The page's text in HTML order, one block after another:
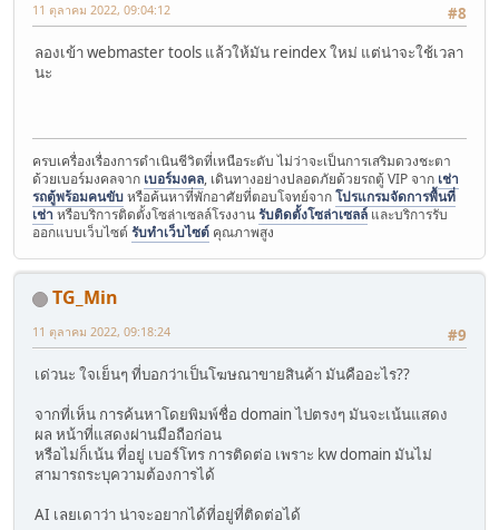
#8
11 ตุลาคม 2022, 09:04:12
ลองเข้า webmaster tools แล้วให้มัน reindex ใหม่ แต่น่าจะใช้เวลา
นะ
ครบเครื่องเรื่องการดำเนินชีวิตที่เหนือระดับ ไม่ว่าจะเป็นการเสริมดวงชะตา
ด้วยเบอร์มงคลจาก เบอร์มงคล, เดินทางอย่างปลอดภัยด้วยรถตู้ VIP จาก เช่า
รถตู้พร้อมคนขับหรือค้นหาที่พักอาศัยที่ตอบโจทย์จากโปรแกรมจัดการพื้นที่
เช่า หรือบริการติดตั้งโซล่าเซลล์โรงงานรับติดตั้งโซล่าเซลล์ และบริการรับ
ออกแบบเว็บไซต์รับทำเว็บไซต์ คุณภาพสูง
TG_Min
#9
11 ตุลาคม 2022, 09:18:24
เด่วนะ ใจเย็นๆ ที่บอกว่าเป็นโฆษณาขายสินค้า มันคืออะไร??
จากที่เห็น การค้นหาโดยพิมพ์ชื่อ domain ไปตรงๆ มันจะเน้นแสดง
ผล หน้าที่แสดงผ่านมือถือก่อน
หรือไม่ก็เน้น ที่อยู่ เบอร์โทร การติดต่อ เพราะ kw domain มันไม่
สามารถระบุความต้องการได้
AI เลยเดาว่า น่าจะอยากได้ที่อยู่ที่ติดต่อได้